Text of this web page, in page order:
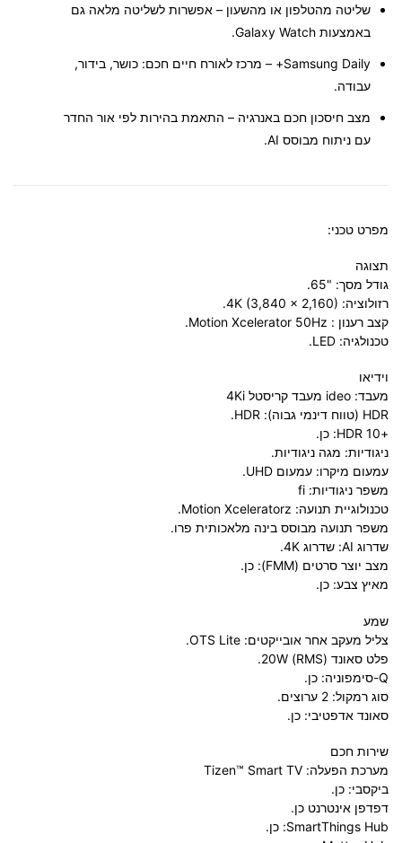
שליטה מהטלפון או מהשעון – אפשרות לשליטה מלאה גם
באמצעות Galaxy Watch.
Samsung Daily+
– מרכז לאורח חיים חכם: כושר, בידור,
עבודה.
מצב חיסכון חכם באנרגיה – התאמת בהירות לפי אור החדר
עם ניתוח מבוסס AI.
מפרט טכני:
תצוגה
גודל מסך: "65.
רזולוציה: 4K (3,840 x 2,160).
קצב רענון : Motion Xcelerator 50Hz.
טכנולגיה: LED.
וידיאו
מעבד: ideo מעבד קריסטל 4Ki
HDR (טווח דינמי גבוה): HDR.
+HDR 10: כן.
ניגודיות: מגה ניגודיות.
עמעום מיקרו: עמעום UHD.
משפר ניגודיות: fi
טכנולוגיית תנועה: Motion Xceleratorz.
משפר תנועה מבוסס בינה מלאכותית פרו.
שדרוג AI: שדרוג 4K.
מצב יוצר סרטים (FMM): כן.
מאיץ צבע: כן.
שמע
צליל מעקב אחר אובייקטים: OTS Lite.
פלט סאונד (RMS) 20W.
Q-סימפוניה: כן.
סוג רמקול: 2 ערוצים.
סאונד אדפטיבי: כן.
שירות חכם
מערכת הפעלה: Tizen™ Smart TV
ביקסבי: כן.
דפדפן אינטרנט כן.
SmartThings Hub: כן.